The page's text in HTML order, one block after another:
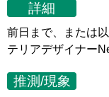
詳細
前日まで、または
テリアデザイナー
推測/現象